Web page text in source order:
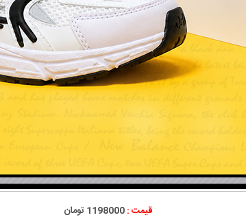
قیمت :1198000 تومان